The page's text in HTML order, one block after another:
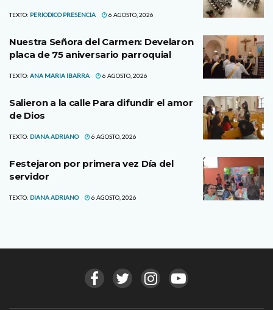
TEXTO: PERIODICO PRESENCIA 6 AGOSTO, 2026
Nuestra Señora del Carmen: Develaron
placa de 75 aniversario parroquial
TEXTO: ANA MARIA IBARRA 6 AGOSTO, 2026
Salieron a la calle Para difundir el amor
de Dios
TEXTO: DIANA ADRIANO 6 AGOSTO, 2026
Festejaron por primera vez Día del
servidor
TEXTO: DIANA ADRIANO 6 AGOSTO, 2026